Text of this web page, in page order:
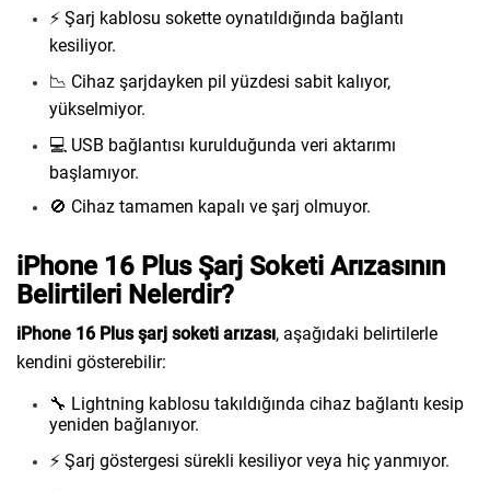
⚡ Şarj kablosu sokette oynatıldığında bağlantı
kesiliyor.
📉 Cihaz şarjdayken pil yüzdesi sabit kalıyor,
yükselmiyor.
💻 USB bağlantısı kurulduğunda veri aktarımı
başlamıyor.
🚫 Cihaz tamamen kapalı ve şarj olmuyor.
iPhone 16 Plus Şarj Soketi Arızasının
Belirtileri Nelerdir?
iPhone 16 Plus şarj soketi arızası, aşağıdaki belirtilerle
kendini gösterebilir:
🔧 Lightning kablosu takıldığında cihaz bağlantı kesip
yeniden bağlanıyor.
⚡ Şarj göstergesi sürekli kesiliyor veya hiç yanmıyor.